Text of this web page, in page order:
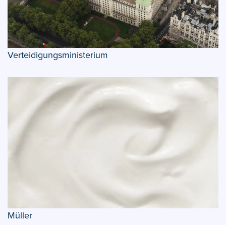
Verteidigungsministerium
Müller